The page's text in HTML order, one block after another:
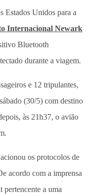
Estados Unidos para a
Internacional Newark
Bluetooth
durante a viagem.
e 12 tripulantes,
(30/5) com destino
às 21h37, o avião
os protocolos de
acordo com a imprensa
a uma